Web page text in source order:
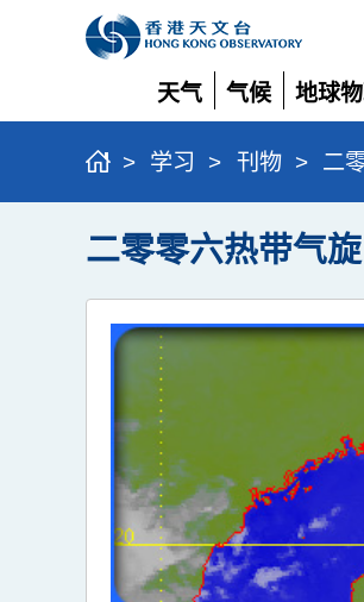
天气
展
开
气候
展
开
地球
展
开
> 学习 > 刊物 > 二
二零零六热带气旋